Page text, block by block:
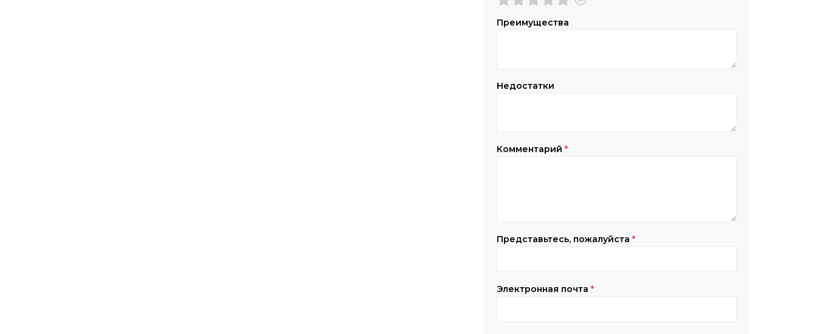
Преимущества
Недостатки
Комментарий *
Представьтесь, пожалуйста *
Электронная почта *